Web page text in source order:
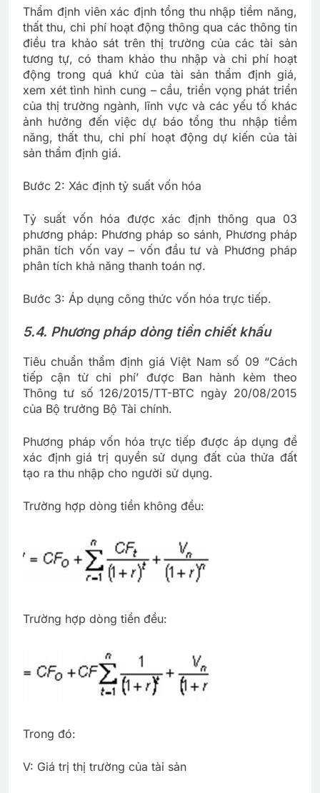
Thẩm định viên xác định tổng thu nhập tiềm năng,
thất thu, chi phí hoạt động thông qua các thông tin
điều tra khảo sát trên thị trường của các tài sản
tương tự, có tham khảo thu nhập và chi phí hoạt
động trong quá khứ của tài sản thẩm định giá,
xem xét tình hình cung – cầu, triển vọng phát triển
của thị trường ngành, lĩnh vực và các yếu tố khác
ảnh hưởng đến việc dự báo tổng thu nhập tiềm
năng, thất thu, chi phí hoạt động dự kiến của tài
sản thẩm định giá.
Bước 2: Xác định tỷ suất vốn hóa
Tỷ suất vốn hóa được xác định thông qua 03
phương pháp: Phương pháp so sánh, Phương pháp
phân tích vốn vay – vốn đầu tư và Phương pháp
phân tích khả năng thanh toán nợ.
Bước 3: Áp dụng công thức vốn hóa trực tiếp.
5.4. Phương pháp dòng tiền chiết khấu
Tiêu chuẩn thẩm định giá Việt Nam số 09 “Cách
tiếp cận từ chi phí’ được Ban hành kèm theo
Thông tư số 126/2015/TT-BTC ngày 20/08/2015
của Bộ trưởng Bộ Tài chính.
Phương pháp vốn hóa trực tiếp được áp dụng để
xác định giá trị quyền sử dụng đất của thửa đất
tạo ra thu nhập cho người sử dụng.
Trường hợp dòng tiền không đều:
Trường hợp dòng tiền đều:
Trong đó:
V: Giá trị thị trường của tài sản